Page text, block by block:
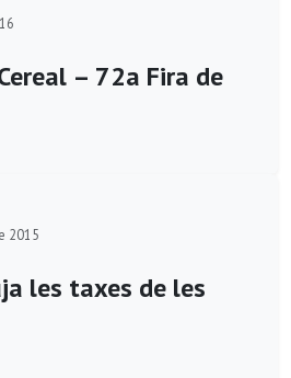
– 72a Fira de
2015
les taxes de les